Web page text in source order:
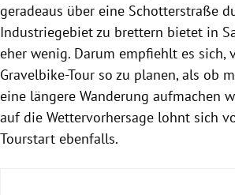
geradeaus über eine Schotterstraße
Industriegebiet zu brettern bietet in
eher wenig. Darum empfiehlt es sich,
Gravelbike-Tour so zu planen, als ob
eine längere Wanderung aufmachen
auf die Wettervorhersage lohnt sich
Tourstart ebenfalls.